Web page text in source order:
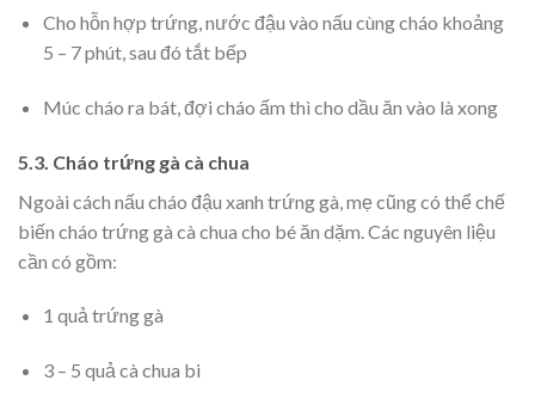
Cho hỗn hợp trứng, nước đậu vào nấu cùng cháo khoảng
5 – 7 phút, sau đó tắt bếp
Múc cháo ra bát, đợi cháo ấm thì cho dầu ăn vào là xong
5.3. Cháo trứng gà cà chua
Ngoài cách nấu cháo đậu xanh trứng gà, mẹ cũng có thể chế
biến cháo trứng gà cà chua cho bé ăn dặm. Các nguyên liệu
cần có gồm:
1 quả trứng gà
3 – 5 quả cà chua bi